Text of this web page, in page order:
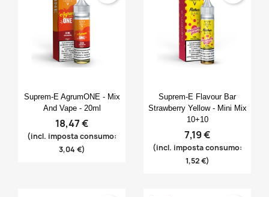
Anteprima
Suprem-E AgrumONE - Mix
And Vape - 20ml
18,47 €
(incl. imposta consumo:
3,04 €)
Anteprima
Suprem-E Flavour Bar
Strawberry Yellow - Mini Mix
10+10
7,19 €
(incl. imposta consumo:
1,52 €)